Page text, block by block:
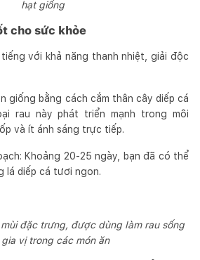
hạt giống
cho sức khỏe
với khả năng thanh nhiệt, giải độc
giống bằng cách cắm thân cây diếp cá
rau này phát triển mạnh trong môi
và ít ánh sáng trực tiếp.
Khoảng 20-25 ngày, bạn đã có thể
lá diếp cá tươi ngon.
đặc trưng, được dùng làm rau sống
gia vị trong các món ăn